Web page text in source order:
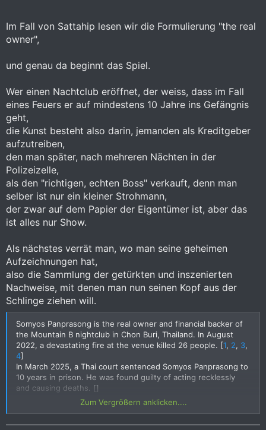
Im Fall von Sattahip lesen wir die Formulierung "the real
owner",
und genau da beginnt das Spiel.
Wer einen Nachtclub eröffnet, der weiss, dass im Fall
eines Feuers er auf mindestens 10 Jahre ins Gefängnis
geht,
die Kunst besteht also darin, jemanden als Kreditgeber
aufzutreiben,
den man später, nach mehreren Nächten in der
Polizeizelle,
als den "richtigen, echten Boss" verkauft, denn man
selber ist nur ein kleiner Strohmann,
der zwar auf dem Papier der Eigentümer ist, aber das
ist alles nur Show.
Als nächstes verrät man, wo man seine geheimen
Aufzeichnungen hat,
also die Sammlung der getürkten und inszenierten
Nachweise, mit denen man nun seinen Kopf aus der
Schlinge ziehen will.
Somyos Panprasong is the real owner and financial backer of
the Mountain B nightclub in Chon Buri, Thailand. In August
2022, a devastating fire at the venue killed 26 people. [1, 2, 3,
4]
In March 2025, a Thai court sentenced Somyos Panprasong to
10 years in prison. He was found guilty of acting recklessly
and causing deaths. []
The fire started because the venue used highly flammable
soundproofing foam on the ceiling. Furthermore, the building
Zum Vergrößern anklicken....